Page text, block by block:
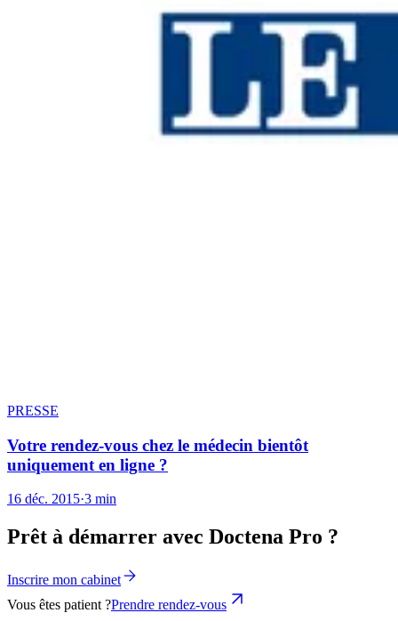
PRESSE
Votre rendez-vous chez le médecin bientôt
uniquement en ligne ?
16 déc. 2015·3 min
Prêt à démarrer avec Doctena Pro ?
Inscrire mon cabinet
Vous êtes patient ?Prendre rendez-vous